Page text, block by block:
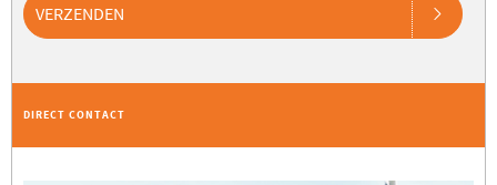
VERZENDEN
DIRECT CONTACT